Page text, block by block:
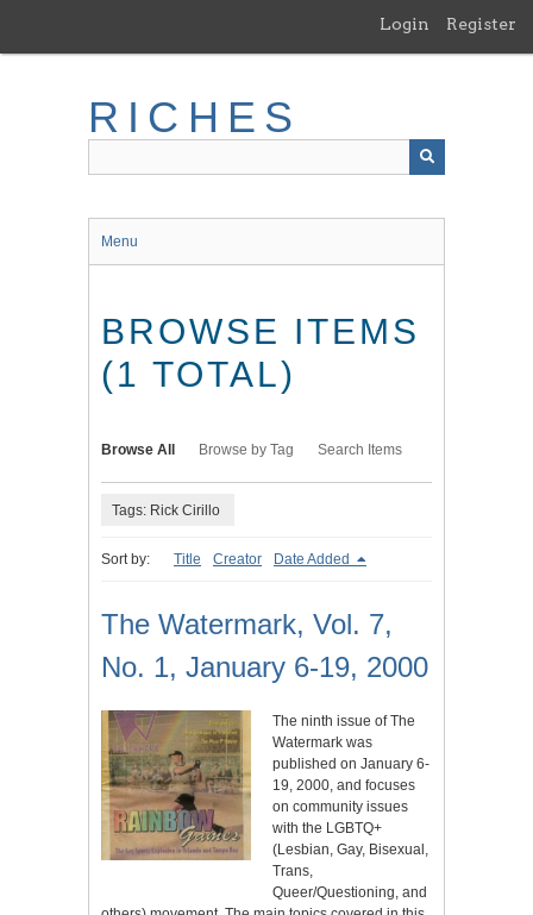
main
Login Register
RICHES
Menu
BROWSE ITEMS
(1 TOTAL)
Browse All Browse by Tag Search Items
Tags: Rick Cirillo
Sort by: Title Creator Date Added
The Watermark, Vol. 7,
No. 1, January 6-19, 2000
The ninth issue of The
Watermark was
published on January 6-
19, 2000, and focuses
on community issues
with the LGBTQ+
(Lesbian, Gay, Bisexual,
Trans,
Queer/Questioning, and